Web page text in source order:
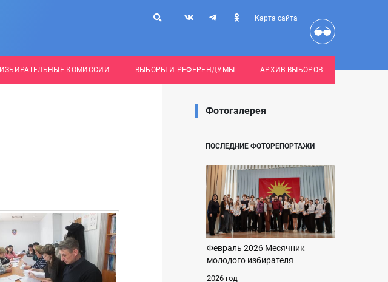
Карта сайта
ИЗБИРАТЕЛЬНЫЕ КОМИССИИ ВЫБОРЫ И РЕФЕРЕНДУМЫ АРХИВ ВЫБОРОВ
Фотогалерея
ПОСЛЕДНИЕ ФОТОРЕПОРТАЖИ
Февраль 2026 Месячник
молодого избирателя
2026 год